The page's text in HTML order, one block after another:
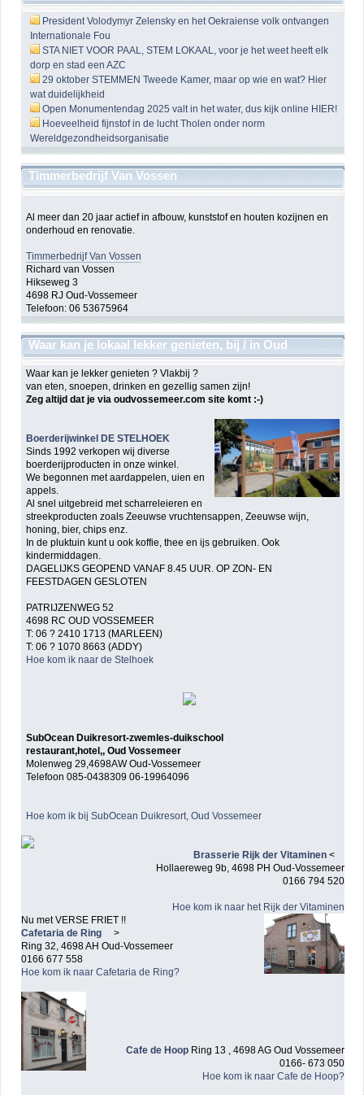
President Volodymyr Zelensky en het Oekraiense volk ontvangen
Internationale Fou
STA NIET VOOR PAAL, STEM LOKAAL, voor je het weet heeft elk
dorp en stad een AZC
29 oktober STEMMEN Tweede Kamer, maar op wie en wat? Hier
wat duidelijkheid
Open Monumentendag 2025 valt in het water, dus kijk online HIER!
Hoeveelheid fijnstof in de lucht Tholen onder norm
Wereldgezondheidsorganisatie
Timmerbedrijf Van Vossen
Al meer dan 20 jaar actief in afbouw, kunststof en houten kozijnen en
onderhoud en renovatie.
Timmerbedrijf Van Vossen
Richard van Vossen
Hikseweg 3
4698 RJ Oud-Vossemeer
Telefoon: 06 53675964
Waar kan je lokaal lekker genieten, bij / in Oud
Vossemeer ?
Waar kan je lekker genieten ? Vlakbij ?
van eten, snoepen, drinken en gezellig samen zijn!
Zeg altijd dat je via oudvossemeer.com site komt :-)
Boerderijwinkel DE STELHOEK
Sinds 1992 verkopen wij diverse
boerderijproducten in onze winkel.
We begonnen met aardappelen, uien en
appels.
Al snel uitgebreid met scharreleieren en
streekproducten zoals Zeeuwse vruchtensappen, Zeeuwse wijn,
honing, bier, chips enz.
In de pluktuin kunt u ook koffie, thee en ijs gebruiken. Ook
kindermiddagen.
DAGELIJKS GEOPEND VANAF 8.45 UUR. OP ZON- EN
FEESTDAGEN GESLOTEN
PATRIJZENWEG 52
4698 RC OUD VOSSEMEER
T: 06 ? 2410 1713 (MARLEEN)
T: 06 ? 1070 8663 (ADDY)
Hoe kom ik naar de Stelhoek
SubOcean Duikresort-zwemles-duikschool
restaurant,hotel,, Oud Vossemeer
Molenweg 29,4698AW Oud-Vossemeer
Telefoon 085-0438309 06-19964096
Hoe kom ik bij SubOcean Duikresort, Oud Vossemeer
Brasserie Rijk der Vitaminen <
Hollaereweg 9b, 4698 PH Oud-Vossemeer
0166 794 520
Hoe kom ik naar het Rijk der Vitaminen
Nu met VERSE FRIET !!
Cafetaria de Ring
>
Ring 32, 4698 AH Oud-Vossemeer
0166 677 558
Hoe kom ik naar Cafetaria de Ring?
Cafe de Hoop Ring 13 , 4698 AG Oud Vossemeer
0166- 673 050
Hoe kom ik naar Cafe de Hoop?